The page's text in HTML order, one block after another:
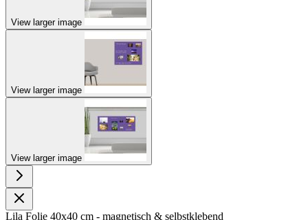
View larger image
View larger image
View larger image
Lila Folie 40x40 cm - magnetisch & selbstklebend